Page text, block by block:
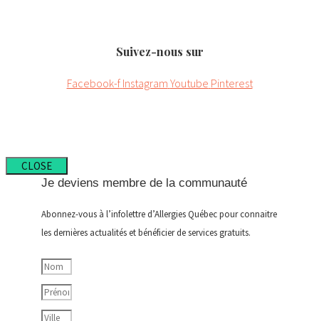
Suivez-nous sur
Facebook-f Instagram Youtube Pinterest
CLOSE
Je deviens membre de la communauté
Abonnez-vous à l’infolettre d’Allergies Québec pour connaitre
les dernières actualités et bénéficier de services gratuits.